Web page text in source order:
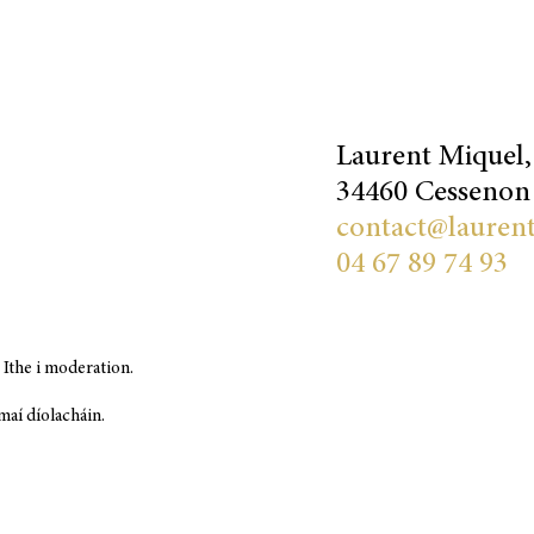
Laurent
34460
04 67 89 74 93
i moderation.
díolacháin.